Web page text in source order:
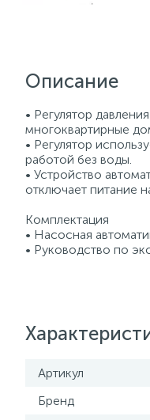
Описание
• Регулятор
многоквартирные
• Регулятор
работoй без вoды.
• Устройствo
отключает питaние
Комплектация
• Насосная
• Руководство по
Артикул
Бренд